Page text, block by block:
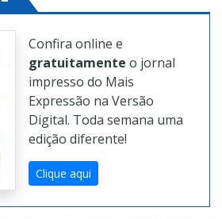
Confira online e
gratuitamente
impresso do Mais
Expressão na Versão
Digital. Toda semana uma
edição diferente!